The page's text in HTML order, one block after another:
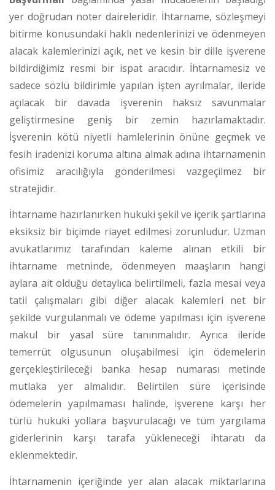
yer doğrudan noter daireleridir. İhtarname, sözleşmeyi
bitirme konusundaki haklı nedenlerinizi ve ödenmeyen
alacak kalemlerinizi açık, net ve kesin bir dille işverene
bildirdiğimiz resmi bir ispat aracıdır. İhtarnamesiz ve
sadece sözlü bildirimle yapılan işten ayrılmalar, ileride
açılacak bir davada işverenin haksız savunmalar
geliştirmesine geniş bir zemin hazırlamaktadır.
İşverenin kötü niyetli hamlelerinin önüne geçmek ve
fesih iradenizi koruma altına almak adına ihtarnamenin
ofisimiz aracılığıyla gönderilmesi vazgeçilmez bir
stratejidir.
İhtarname hazırlanırken hukuki şekil ve içerik şartlarına
eksiksiz bir biçimde riayet edilmesi zorunludur. Uzman
avukatlarımız tarafından kaleme alınan etkili bir
ihtarname metninde, ödenmeyen maaşların hangi
aylara ait olduğu detaylıca belirtilmeli, fazla mesai veya
tatil çalışmaları gibi diğer alacak kalemleri net bir
şekilde vurgulanmalı ve ödeme yapılması için işverene
makul bir yasal süre tanınmalıdır. Ayrıca ileride
temerrüt olgusunun oluşabilmesi için ödemelerin
gerçekleştirileceği banka hesap numarası metinde
mutlaka yer almalıdır. Belirtilen süre içerisinde
ödemelerin yapılmaması halinde, işverene karşı her
türlü hukuki yollara başvurulacağı ve tüm yargılama
giderlerinin karşı tarafa yükleneceği ihtaratı da
eklenmektedir.
İhtarnamenin içeriğinde yer alan alacak miktarlarına